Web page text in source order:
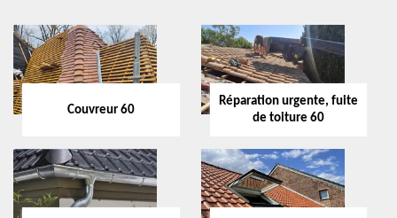
Couvreur 60
Réparation urgente, fuite
de toiture 60